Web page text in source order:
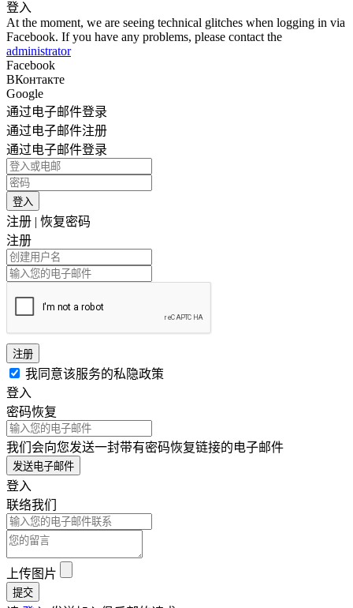
登入
At the moment, we are seeing technical glitches when logging in via
Facebook. If you have any problems, please contact the
administrator
Facebook
ВКонтакте
Google
通过电子邮件登录
通过电子邮件注册
通过电子邮件登录
登入
注册 | 恢复密码
注册
注册
我同意该服务的私隐政策
登入
密码恢复
我们会向您发送一封带有密码恢复链接的电子邮件
发送电子邮件
登入
联络我们
上传图片